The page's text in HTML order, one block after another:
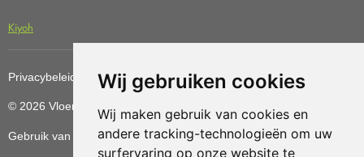
Wij gebruiken cookies
Wij maken gebruik van cookies en
andere tracking-technologieën om uw
surfervaring op onze website te
Kiyoh
Privacybeleid Cookiebeleid Update cookies preferences
© 2026 Vloerenvoordelig
Gebruik van deze site betekent dat u dealgemene voorwaarden